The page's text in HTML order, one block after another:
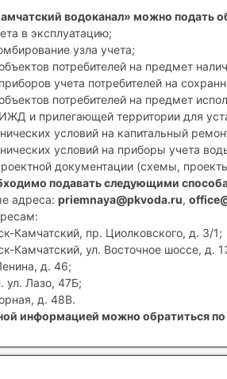
водоканал» можно подать
в эксплуатацию;
узла учета;
потребителей на предмет
учета потребителей на
потребителей на предмет
и прилегающей территории для
условий на капитальный
условий на приборы учета
документации (схемы,
подавать следующими
адреса: priemnaya@pkvoda.ru,
Камчатский, пр. Циолковского, д. 3/1;
Камчатский, ул. Восточное шоссе, д.
д. 46;
ул. Лазо, 47Б;
д. 48В.
информацией можно обратиться